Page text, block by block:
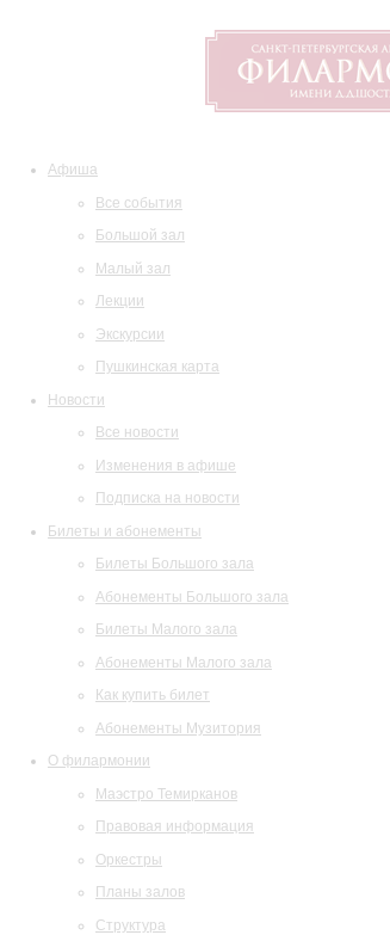
Афиша
Все события
Большой зал
Малый зал
Лекции
Экскурсии
Пушкинская карта
Новости
Все новости
Изменения в афише
Подписка на новости
Билеты и абонементы
Билеты Большого зала
Абонементы Большого зала
Билеты Малого зала
Абонементы Малого зала
Как купить билет
Абонементы Музитория
О филармонии
Маэстро Темирканов
Правовая информация
Оркестры
Планы залов
Структура